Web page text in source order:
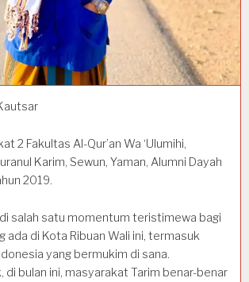
2 Fakultas Al-Qur’an Wa ‘Ulumihi,
Karim, Sewun, Yaman, Alumni Dayah
2019.
salah satu momentum teristimewa bagi
ada di Kota Ribuan Wali ini, termasuk
yang bermukim di sana.
di bulan ini, masyarakat Tarim benar-benar